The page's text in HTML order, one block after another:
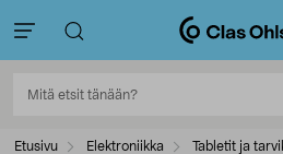
Etusivu Elektroniikka Tabletit ja